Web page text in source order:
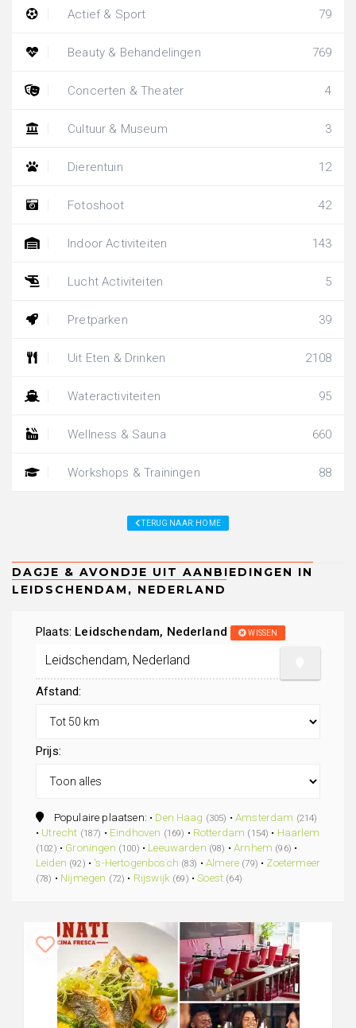
Actief & Sport 79
Beauty & Behandelingen 769
Concerten & Theater 4
Cultuur & Museum 3
Dierentuin 12
Fotoshoot 42
Indoor Activiteiten 143
Lucht Activiteiten 5
Pretparken 39
Uit Eten & Drinken 2108
Wateractiviteiten 95
Wellness & Sauna 660
Workshops & Trainingen 88
TERUG NAAR: HOME
Plaats: Leidschendam, Nederland WISSEN
Afstand:
Prijs:
Populaire plaatsen: • Den Haag (305) •Amsterdam (214)
• Utrecht (187) • Eindhoven (169) • Rotterdam (154) • Haarlem
(102) • Groningen (100) • Leeuwarden (98) •Arnhem (96) •
Leiden (92) • 's-Hertogenbosch (83) •Almere (79) • Zoetermeer
(78) • Nijmegen (72) • Rijswijk (69) •Soest (64)